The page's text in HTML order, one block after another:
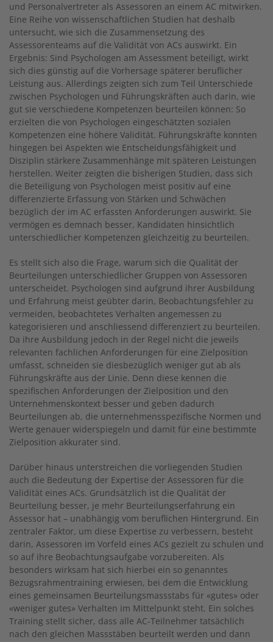
und Personalvertreter als Assessoren an einem AC mitwirken.
Eine Reihe von wissenschaftlichen Studien hat deshalb
untersucht, wie sich die Zusammensetzung des
Assessorenteams auf die Validität von ACs auswirkt. Ein
Ergebnis: Sind Psychologen am Assessment beteiligt, wirkt
sich dies günstig auf die Vorhersage späterer beruflicher
Leistung aus. Allerdings zeigten sich zum Teil Unterschiede
zwischen Psychologen und Führungskräften auch darin, wie
gut sie verschiedene Kompetenzen beurteilen können: So
erzielten die von Psychologen eingeschätzten sozialen
Kompetenzen eine höhere Validität. Führungskräfte konnten
hingegen bei Aspekten wie Entscheidungsfähigkeit und
Disziplin stärkere Zusammenhänge mit späteren Leistungen
herstellen. Weiter zeigten die bisherigen Studien, dass sich
die Beteiligung von Psychologen meist positiv auf eine
differenzierte Erfassung von Stärken und Schwächen
bezüglich der im AC erfassten Anforderungen auswirkt. Sie
vermögen es demnach besser, Kandidaten hinsichtlich
unterschiedlicher Kompetenzen gleichzeitig zu beurteilen.
Es stellt sich also die Frage, warum sich die Qualität der
Beurteilungen unterschiedlicher Gruppen von Assessoren
unterscheidet. Psychologen sind aufgrund ihrer Ausbildung
und Erfahrung meist geübter darin, Beobachtungsfehler zu
vermeiden, beobachtetes Verhalten angemessen zu
kategorisieren und anschliessend differenziert zu beurteilen.
Da ihre Ausbildung jedoch in der Regel nicht die jeweils
relevanten fachlichen Anforderungen für eine Zielposition
umfasst, schneiden sie diesbezüglich weniger gut ab als
Führungskräfte aus der Linie. Denn diese kennen die
spezifischen Anforderungen der Zielposition und den
Unternehmenskontext besser und geben dadurch
Beurteilungen ab, die unternehmensspezifische Normen und
Werte genauer widerspiegeln und damit für eine bestimmte
Zielposition akkurater sind.
Darüber hinaus unterstreichen die vorliegenden Studien
auch die Bedeutung der Expertise der Assessoren für die
Validität eines ACs. Grundsätzlich ist die Qualität der
Beurteilung besser, je mehr Beurteilungserfahrung ein
Assessor hat – unabhängig vom beruflichen Hintergrund. Ein
zentraler Faktor, um diese Expertise zu verbessern, besteht
darin, Assessoren im Vorfeld eines ACs gezielt zu schulen und
so auf ihre Beobachtungsaufgabe vorzubereiten. Als
besonders wirksam hat sich hierbei ein so genanntes
Bezugsrahmentraining erwiesen, bei dem die Entwicklung
eines gemeinsamen Beurteilungsmassstabs für «gutes» oder
«weniger gutes» Verhalten im Mittelpunkt steht. Ein solches
Training stellt sicher, dass alle AC-Teilnehmer tatsächlich
nach den gleichen Massstäben beurteilt werden und dann